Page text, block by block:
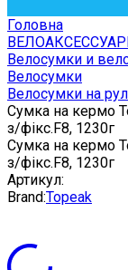
Головна
Велосумки и
Велосумки
Велосумки на
Сумка на кермо
з/фікс.F8, 1230г
Сумка на кермо
з/фікс.F8, 1230г
Артикул:
Brand:Topeak